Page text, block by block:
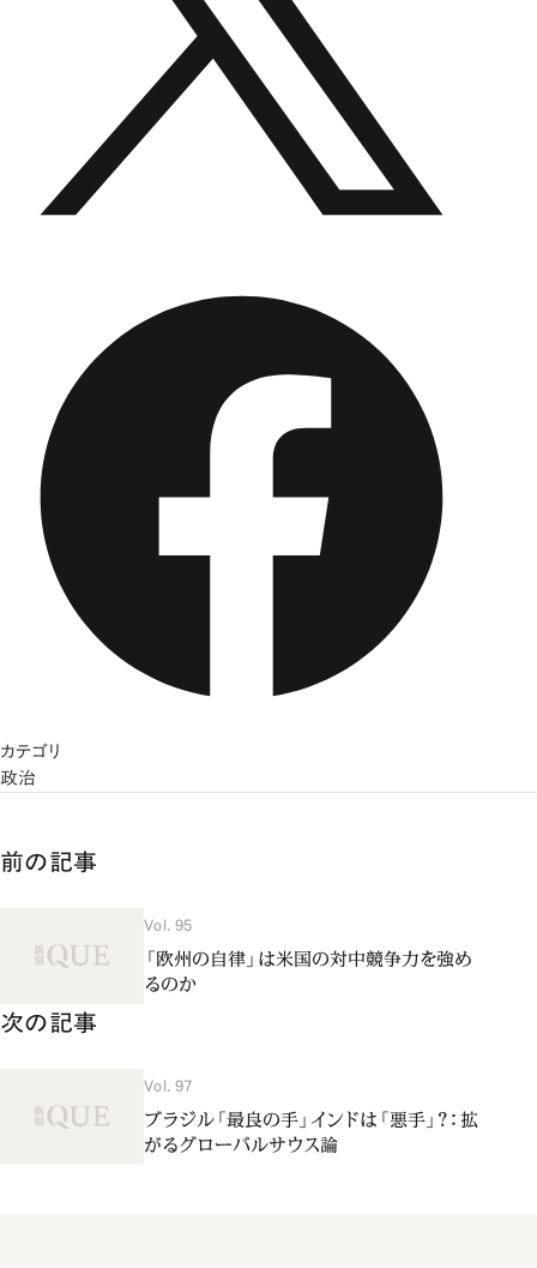
カテゴリ
政治
前の記事
Vol. 95
「欧州の自律」は米国の対中競争力を強め
るのか
次の記事
Vol. 97
ブラジル「最良の手」インドは「悪手」？：拡
がるグローバルサウス論